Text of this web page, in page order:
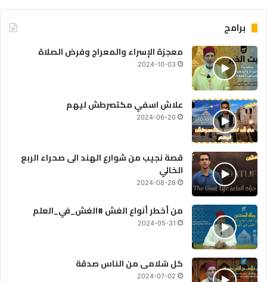
برامج
معجزة الإسراء والمعراج وفرض الصلاة
2024-10-03
علاش اسفي مكتصرطش ليهم
2024-06-20
قصة نجيب من شوارع الهند الى صحراء الربع
الخالي
2024-08-28
من أخطر أنواع الغش #الغش_في_العلم
2024-05-31
كل سُلامى من الناس صدقة
2024-07-02